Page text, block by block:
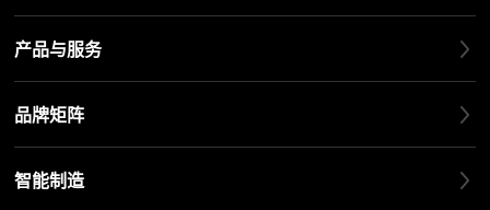
产品与服务
品牌矩阵
智能制造